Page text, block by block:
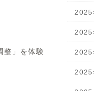
整」を体験